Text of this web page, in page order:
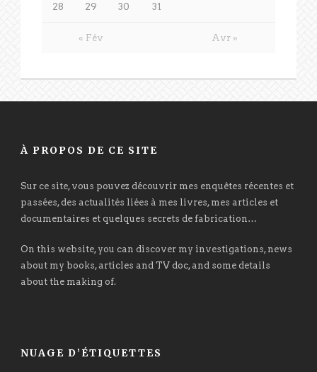
« Fév Avr »
28 29 30 31
À PROPOS DE CE SITE
Sur ce site, vous pouvez découvrir mes enquêtes récentes et
passées, des actualités liées à mes livres, mes articles et
documentaires et quelques secrets de fabrication…
On this website, you can discover my investigations, news
about my books, articles and TV doc, and some details
about the making of.
NUAGE D’ÉTIQUETTES